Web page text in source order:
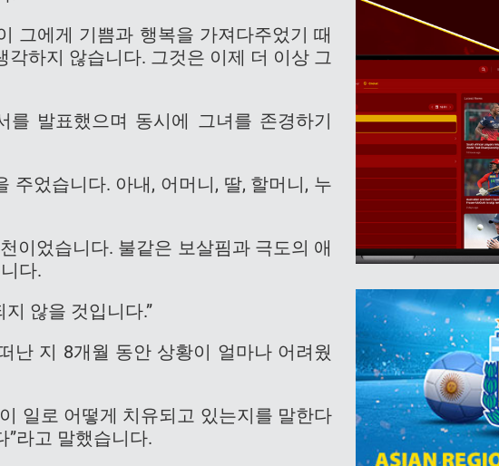
그에게 기쁨과 행복을 가져다주었기 때
하지 않습니다. 그것은 이제 더 이상 그
발표했으며 동시에 그녀를 존경하기
주었습니다. 아내, 어머니, 딸, 할머니, 누
이었습니다. 불같은 보살핌과 극도의 애
다.
않을 것입니다.”
난 지 8개월 동안 상황이 얼마나 어려웠
일로 어떻게 치유되고 있는지를 말한다
”라고 말했습니다.